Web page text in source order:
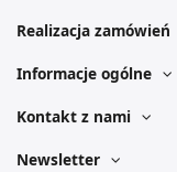
Realizacja zamówień
Informacje ogólne
Kontakt z nami
Newsletter